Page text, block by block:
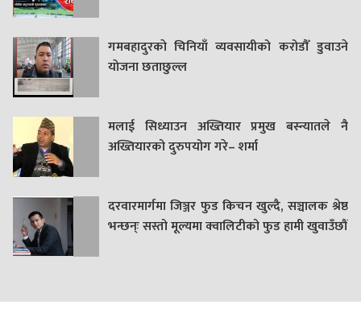
गमबहादुरकाे चिनियाँ व्यवसायीको करोडौँ डुवाउने
याेजना छताछुल्ल
मलाई सिध्याउन अख्तियार प्रमुख बस्न्यातले नै
अख्तियारको दुरुपयोग गरे– शर्मा
दरवारमार्गमा जिञ्जर फुड किचन खुल्दै, सञ्चालक श्रेष्ठ
भन्छन्ः सस्तो मूल्यमा क्वालिटीको फुड हामी खुवाउँछौं